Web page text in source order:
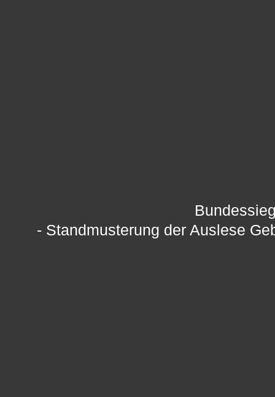
- Standmusterung der Auslese